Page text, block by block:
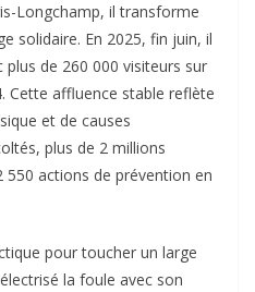
Longchamp, il transforme
solidaire. En 2025, fin juin, il
de 260 000 visiteurs sur
Cette affluence stable reflète
et de causes
plus de 2 millions
550 actions de prévention en
pour toucher un large
la foule avec son